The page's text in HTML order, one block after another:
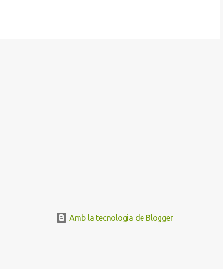
Amb la tecnologia de Blogger